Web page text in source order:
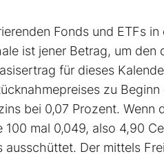
Fonds und ETFs
ist jener Betrag, um
für dieses
zu
bei 0,07 Prozent.
100 mal 0,049, also 4,90
ausschüttet. Der mittels